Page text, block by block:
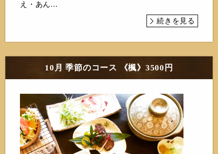
え・あん...
続きを見る
10月 季節のコース 《楓》3500円